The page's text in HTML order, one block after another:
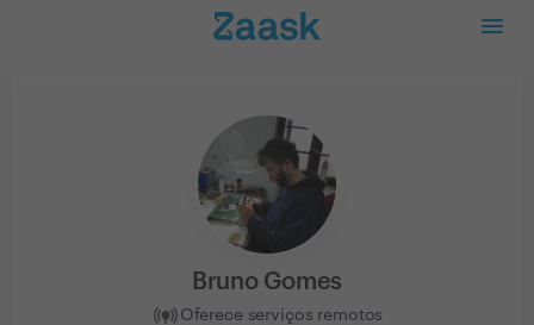
Bruno Gomes
Oferece serviços remotos